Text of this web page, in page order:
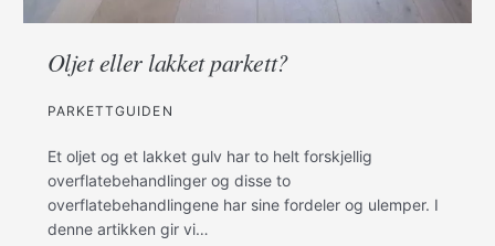
Oljet eller lakket parkett?
PARKETTGUIDEN
Et oljet og et lakket gulv har to helt forskjellig
overflatebehandlinger og disse to
overflatebehandlingene har sine fordeler og ulemper. I
denne artikken gir vi…